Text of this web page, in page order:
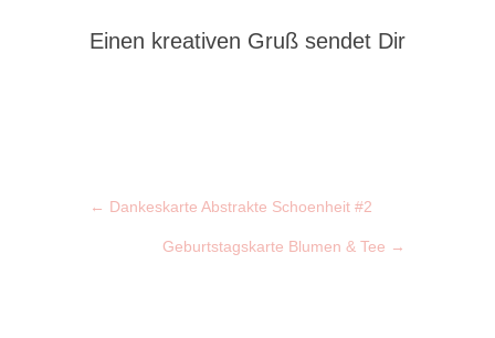
Einen kreativen Gruß sendet Dir
← Dankeskarte Abstrakte Schoenheit #2
Geburtstagskarte Blumen & Tee →